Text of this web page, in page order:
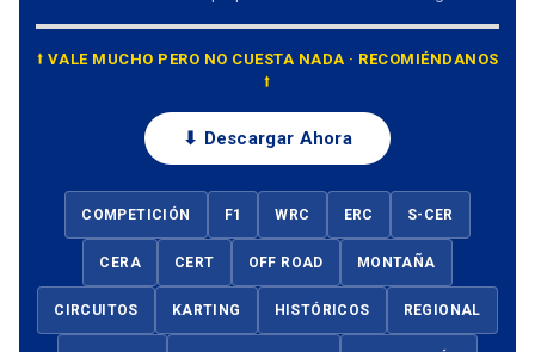
⭡ VALE MUCHO PERO NO CUESTA NADA · RECOMIÉNDANOS
⭡
⬇ Descargar Ahora
COMPETICIÓN F1 WRC ERC S-CER
CERA CERT OFF ROAD MONTAÑA
CIRCUITOS KARTING HISTÓRICOS REGIONAL